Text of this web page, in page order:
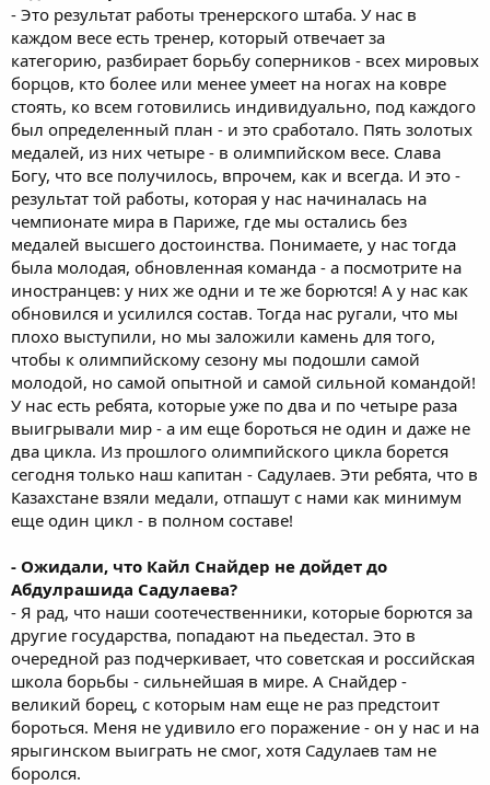
- Это результат работы тренерского штаба. У нас в
каждом весе есть тренер, который отвечает за
категорию, разбирает борьбу соперников - всех мировых
борцов, кто более или менее умеет на ногах на ковре
стоять, ко всем готовились индивидуально, под каждого
был определенный план - и это сработало. Пять золотых
медалей, из них четыре - в олимпийском весе. Слава
Богу, что все получилось, впрочем, как и всегда. И это -
результат той работы, которая у нас начиналась на
чемпионате мира в Париже, где мы остались без
медалей высшего достоинства. Понимаете, у нас тогда
была молодая, обновленная команда - а посмотрите на
иностранцев: у них же одни и те же борются! А у нас как
обновился и усилился состав. Тогда нас ругали, что мы
плохо выступили, но мы заложили камень для того,
чтобы к олимпийскому сезону мы подошли самой
молодой, но самой опытной и самой сильной командой!
У нас есть ребята, которые уже по два и по четыре раза
выигрывали мир - а им еще бороться не один и даже не
два цикла. Из прошлого олимпийского цикла борется
сегодня только наш капитан - Садулаев. Эти ребята, что в
Казахстане взяли медали, отпашут с нами как минимум
еще один цикл - в полном составе!
- Ожидали, что Кайл Снайдер не дойдет до
Абдулрашида Садулаева?
- Я рад, что наши соотечественники, которые борются за
другие государства, попадают на пьедестал. Это в
очередной раз подчеркивает, что советская и российская
школа борьбы - сильнейшая в мире. А Снайдер -
великий борец, с которым нам еще не раз предстоит
бороться. Меня не удивило его поражение - он у нас и на
ярыгинском выиграть не смог, хотя Садулаев там не
боролся.